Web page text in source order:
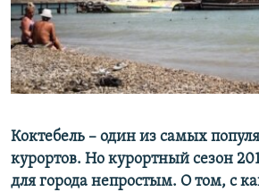
ПОБЕДИТЕЛЕЙ НЕ СУДЯТ?
КРЫМ.НЕПОКОРЕННЫЙ
ELIFBE
ПРИСОЕДИНЯЙТЕСЬ!
Все сайты RFE/RL
Коктебель – один из самых
курортов. Но курортный сезон
для города непростым. О том, с